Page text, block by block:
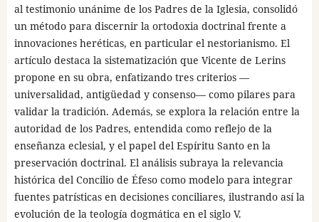
al testimonio unánime de los Padres de la Iglesia, consolidó
un método para discernir la ortodoxia doctrinal frente a
innovaciones heréticas, en particular el nestorianismo. El
artículo destaca la sistematización que Vicente de Lerins
propone en su obra, enfatizando tres criterios —
universalidad, antigüedad y consenso— como pilares para
validar la tradición. Además, se explora la relación entre la
autoridad de los Padres, entendida como reflejo de la
enseñanza eclesial, y el papel del Espíritu Santo en la
preservación doctrinal. El análisis subraya la relevancia
histórica del Concilio de Éfeso como modelo para integrar
fuentes patrísticas en decisiones conciliares, ilustrando así la
evolución de la teología dogmática en el siglo V.